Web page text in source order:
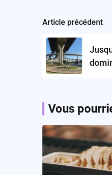
Post
navigation
Article précédent
Vous